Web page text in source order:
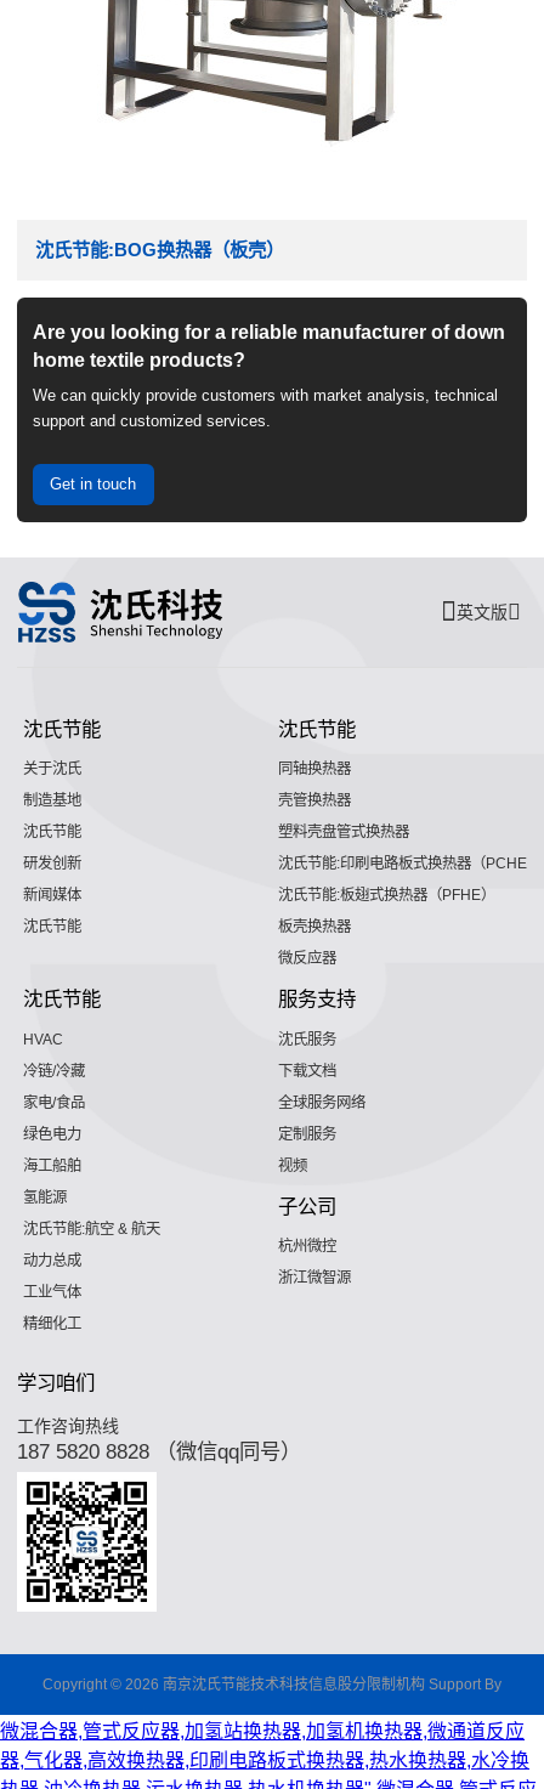
沈氏节能:BOG换热器（板壳）
Are you looking for a reliable manufacturer of down
home textile products?
We can quickly provide customers with market analysis, technical
support and customized services.
Get in touch
英文版
沈氏节能
关于沈氏
制造基地
沈氏节能
研发创新
新闻媒体
沈氏节能
沈氏节能
同轴换热器
壳管换热器
塑料壳盘管式换热器
沈氏节能:印刷电路板式换热器（PCHE）
沈氏节能:板翅式换热器（PFHE）
板壳换热器
微反应器
沈氏节能
HVAC
冷链/冷藏
家电/食品
绿色电力
海工船舶
氢能源
沈氏节能:航空 & 航天
动力总成
工业气体
精细化工
服务支持
沈氏服务
下载文档
全球服务网络
定制服务
视频
子公司
杭州微控
浙江微智源
学习咱们
工作咨询热线
187 5820 8828 （微信qq同号）
Copyright © 2026 南京沈氏节能技术科技信息股分限制机构 Support By
微混合器,管式反应器,加氢站换热器,加氢机换热器,微通道反应
器,气化器,高效换热器,印刷电路板式换热器,热水换热器,水冷换